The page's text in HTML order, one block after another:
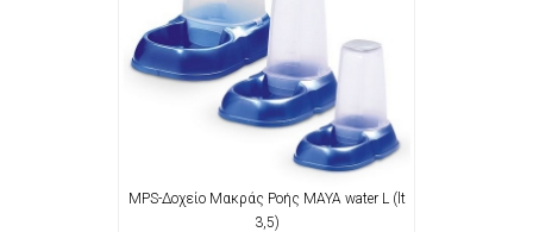
MPS-Δοχείο Μακράς Ροής MAYA water L (lt
3,5)